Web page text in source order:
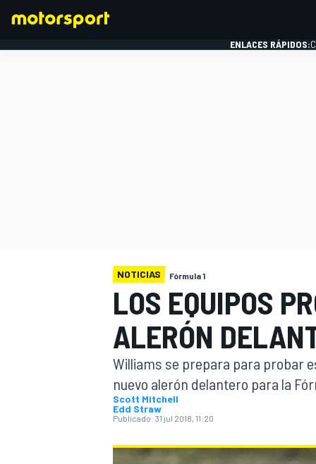
INDYCAR
ENLACES RÁPIDOS:
NOTICIAS Fórmula 1
LOS EQUIPOS
ALERÓN
Williams se prepara para probar
nuevo alerón delantero para la
Scott Mitchell
Edd Straw
Publicado: 31 jul 2018, 11:20